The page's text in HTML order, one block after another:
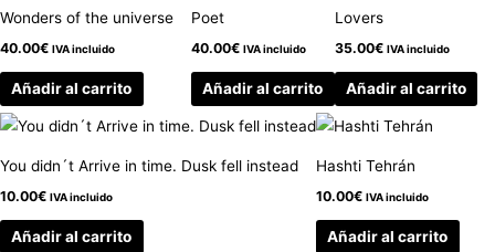
Wonders of the universe
40.00€ IVA incluido
Añadir al carrito
Poet
40.00€ IVA incluido
Añadir al carrito
Lovers
35.00€ IVA incluido
Añadir al carrito
You didn´t Arrive in time. Dusk fell instead
10.00€ IVA incluido
Añadir al carrito
Hashti Tehrán
10.00€ IVA incluido
Añadir al carrito